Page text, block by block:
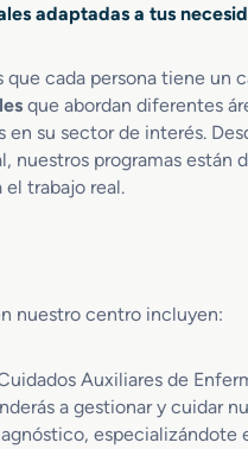
adaptadas a tus
cada persona tiene un
que abordan diferentes
su sector de interés.
nuestros programas están
trabajo real.
nuestro centro incluyen:
Auxiliares de
a gestionar y cuidar
especializándote